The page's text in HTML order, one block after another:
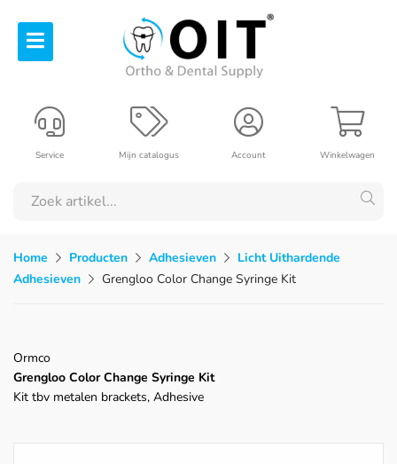
Winkelwagen
Account
Mijn catalogus
Service
Home Producten Adhesieven
Licht Uithardende
Adhesieven
Grengloo Color Change Syringe Kit
Ormco
Grengloo Color Change Syringe Kit
Kit tbv metalen brackets, Adhesive